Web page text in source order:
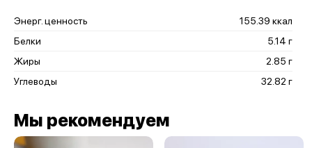
Энерг. ценность
155.39 ккал
Белки
5.14 г
Жиры
2.85 г
Углеводы
32.82 г
Мы рекомендуем